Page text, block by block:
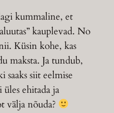
kummaline, et
kauplevad. No
Küsin kohe, kas
maksta. Ja tundub,
siit eelmise
üles ehitada ja
välja nõuda?